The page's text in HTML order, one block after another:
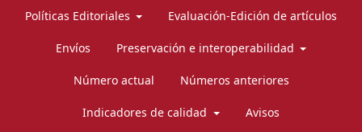
Políticas Editoriales Evaluación-Edición de artículos
Envíos Preservación e interoperabilidad
Número actual Números anteriores
Indicadores de calidad Avisos